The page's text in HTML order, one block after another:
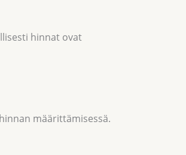
hinnat ovat
määrittämisessä.